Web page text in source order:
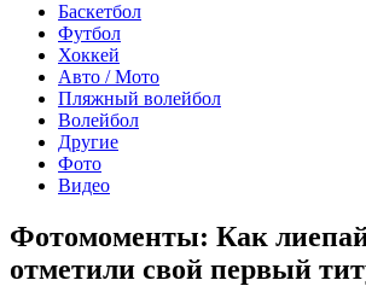
Баскетбол
Футбол
Хоккей
Авто / Мото
Пляжный волейбол
Волейбол
Другие
Фото
Видео
Фотомоменты: Как
отметили свой первый